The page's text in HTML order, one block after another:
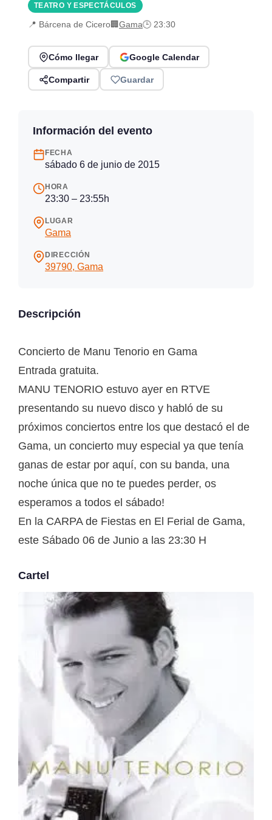
TEATRO Y ESPECTÁCULOS
📍 Bárcena de Cicero🏢Gama🕒 23:30
Cómo llegar Google Calendar
Compartir Guardar
Información del evento
FECHA
sábado 6 de junio de 2015
HORA
23:30 – 23:55h
LUGAR
Gama
DIRECCIÓN
39790, Gama
Descripción
Concierto de Manu Tenorio en Gama
Entrada gratuita.
MANU TENORIO estuvo ayer en RTVE
presentando su nuevo disco y habló de su
próximos conciertos entre los que destacó el de
Gama, un concierto muy especial ya que tenía
ganas de estar por aquí, con su banda, una
noche única que no te puedes perder, os
esperamos a todos el sábado!
En la CARPA de Fiestas en El Ferial de Gama,
este Sábado 06 de Junio a las 23:30 H
Cartel